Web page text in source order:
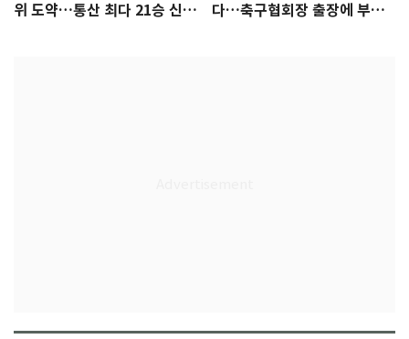
위 도약…통산 최다 21승 신기
다…축구협회장 출장에 부인